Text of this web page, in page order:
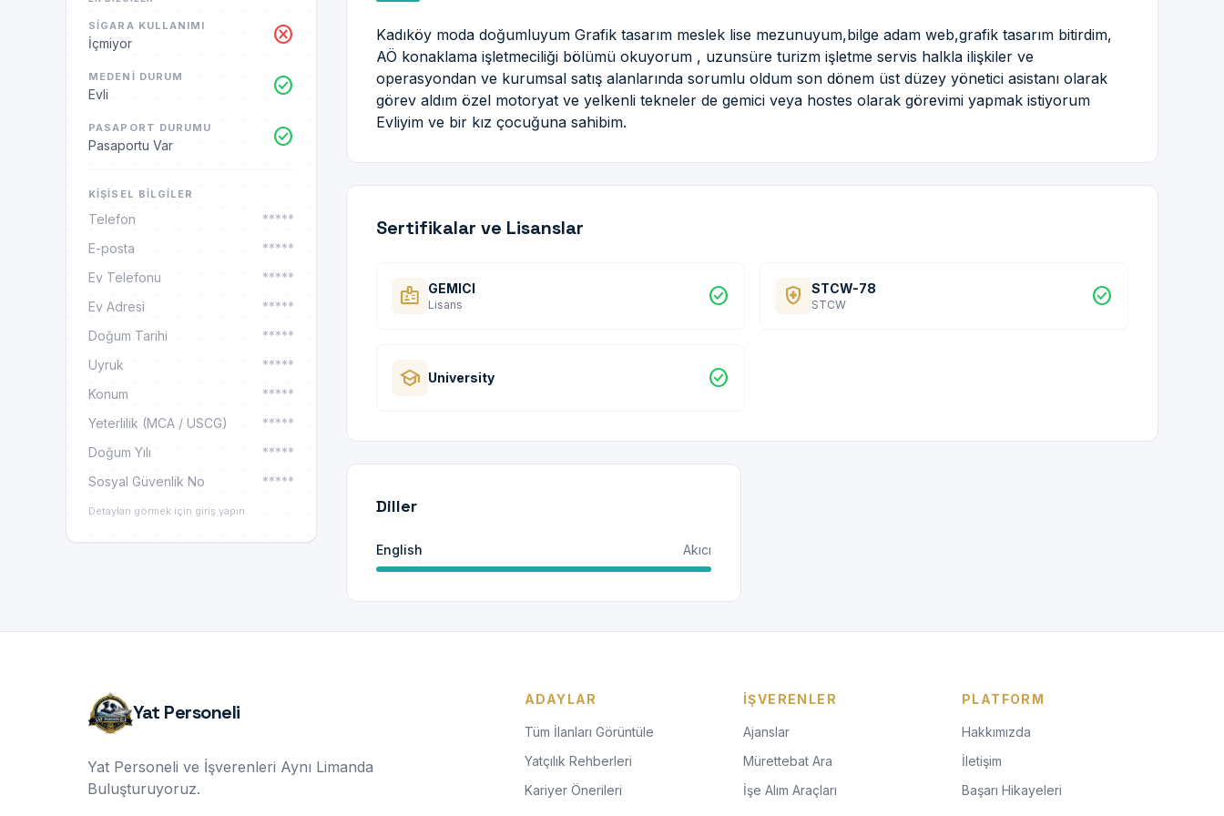
SIGARA KULLANIMI
İçmiyor cancel
MEDENI DURUM
Evli check_circle
PASAPORT DURUMU
Pasaportu Var check_circle
KIŞISEL BILGILER
Telefon
*****
E-posta
*****
Ev Telefonu
*****
Ev Adresi
*****
Doğum Tarihi
*****
Uyruk
*****
Konum
*****
Yeterlilik (MCA / USCG)
*****
Doğum Yılı
*****
Sosyal Güvenlik No
*****
Detayları görmek için giriş yapın.
Kadıköy moda doğumluyum Grafik tasarım meslek lise mezunuyum,bilge adam web,grafik tasarım bitirdim,
AÖ konaklama işletmeciliği bölümü okuyorum , uzunsüre turizm işletme servis halkla ilişkiler ve
operasyondan ve kurumsal satış alanlarında sorumlu oldum son dönem üst düzey yönetici asistanı olarak
görev aldım özel motoryat ve yelkenli tekneler de gemici veya hostes olarak görevimi yapmak istiyorum
Evliyim ve bir kız çocuğuna sahibim.
Sertifikalar ve Lisanslar
badge GEMICI
Lisans check_circle health_and_safety STCW-78
STCW check_circle
school University check_circle
Diller
English Akıcı
Yat Personeli
Yat Personeli ve İşverenleri Aynı Limanda
Buluşturuyoruz.
ADAYLAR
Tüm İlanları Görüntüle
Yatçılık Rehberleri
Kariyer Önerileri
İŞVERENLER
Ajanslar
Mürettebat Ara
İşe Alım Araçları
PLATFORM
Hakkımızda
İletişim
Başarı Hikayeleri